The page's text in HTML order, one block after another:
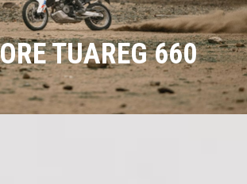
TUAREG 660